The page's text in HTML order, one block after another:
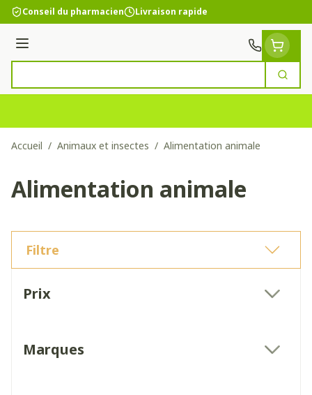
Aller au contenu
Conseil du pharmacien Livraison rapide
Menu
Accueil / Animaux et insectes / Alimentation animale
Alimentation animale
Filtre
Prix
Marques